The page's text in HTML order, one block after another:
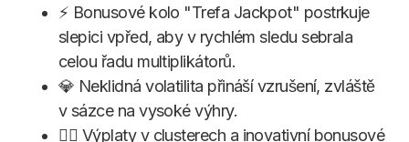
⚡ Bonusové kolo "Trefa Jackpot" postrkuje
slepici vpřed, aby v rychlém sledu sebrala
celou řadu multiplikátorů.
💎 Neklidná volatilita přináší vzrušení, zvláště
v sázce na vysoké výhry.
🏴‍☠️ Výplaty v clusterech a inovativní bonusové